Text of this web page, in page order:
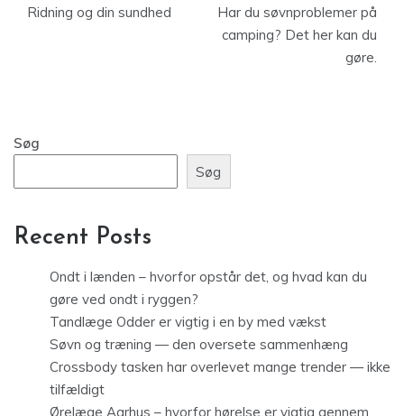
Ridning og din sundhed
Har du søvnproblemer på
camping? Det her kan du
gøre.
Søg
Søg
Recent Posts
Ondt i lænden – hvorfor opstår det, og hvad kan du
gøre ved ondt i ryggen?
Tandlæge Odder er vigtig i en by med vækst
Søvn og træning — den oversete sammenhæng
Crossbody tasken har overlevet mange trender — ikke
tilfældigt
Ørelæge Aarhus – hvorfor hørelse er vigtig gennem